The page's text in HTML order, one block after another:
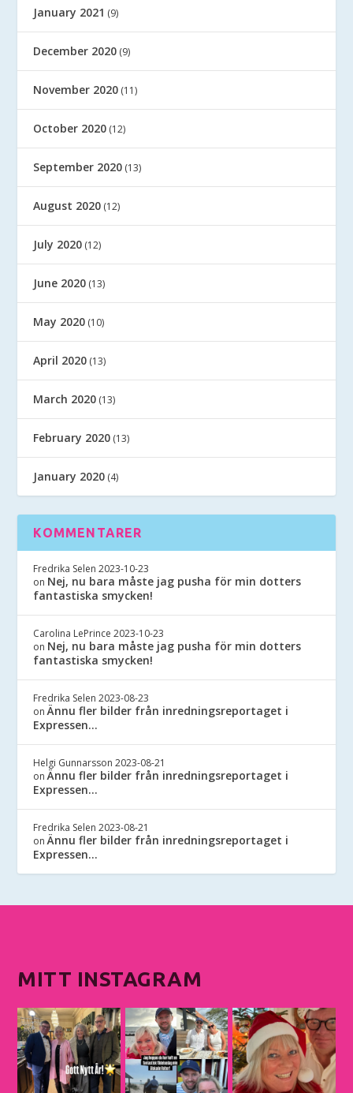
January 2021 (9)
December 2020 (9)
November 2020 (11)
October 2020 (12)
September 2020 (13)
August 2020 (12)
July 2020 (12)
June 2020 (13)
May 2020 (10)
April 2020 (13)
March 2020 (13)
February 2020 (13)
January 2020 (4)
KOMMENTARER
Fredrika Selen 2023-10-23
on Nej, nu bara måste jag pusha för min dotters
fantastiska smycken!
Carolina LePrince 2023-10-23
on Nej, nu bara måste jag pusha för min dotters
fantastiska smycken!
Fredrika Selen 2023-08-23
onÄnnu fler bilder från inredningsreportaget i
Expressen…
Helgi Gunnarsson 2023-08-21
onÄnnu fler bilder från inredningsreportaget i
Expressen…
Fredrika Selen 2023-08-21
onÄnnu fler bilder från inredningsreportaget i
Expressen…
MITT INSTAGRAM